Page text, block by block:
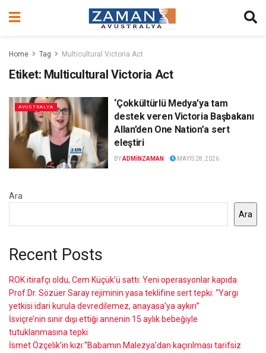
Home Tag Multicultural Victoria Act
Etiket: Multicultural Victoria Act
AVUSTRALYA
‘Çokkültürlü Medya’ya tam
destek veren Victoria Başbakanı
Allan’den One Nation’a sert
eleştiri
BYADMINZAMAN MAYIS 28, 2026
Ara
Ara
Recent Posts
ROK itirafçı oldu, Cem Küçük’ü sattı: Yeni operasyonlar kapıda
Prof.Dr. Sözüer Saray rejiminin yasa teklifine sert tepki: “Yargı
yetkisi idari kurula devredilemez, anayasa’ya aykırı”
İsviçre’nin sınır dışı ettiği annenin 15 aylık bebeğiyle
tutuklanmasına tepki
İsmet Özçelik’in kızı:“Babamın Malezya’dan kaçırılması tarifsiz